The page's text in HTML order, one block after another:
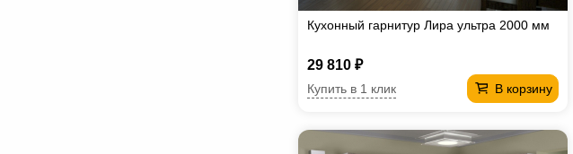
Кухонный гарнитур Лира ультра 2000 мм
29 810 ₽
В корзину
Купить в 1 клик